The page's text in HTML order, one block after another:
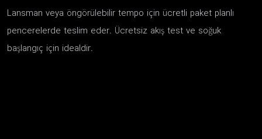
Lansman veya öngörülebilir tempo için ücretli paket planlı
pencerelerde teslim eder. Ücretsiz akış test ve soğuk
başlangıç için idealdir.